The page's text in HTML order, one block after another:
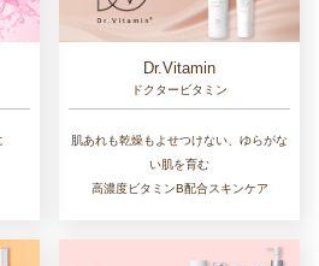
Dr.Vitamin
ドクタービタミン
肌あれも乾燥もよせつけない、ゆらがな
い肌を育む
高濃度ビタミンB配合スキンケア